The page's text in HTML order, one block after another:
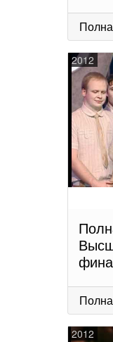
2012
2012